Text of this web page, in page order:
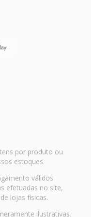
por produto ou
estoques.
válidos
efetuadas no site,
lojas físicas.
ilustrativas.